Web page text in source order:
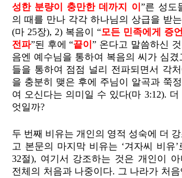
성한 분량이 충만한 데까지 이 ”른 성도
의 때를 만나 각각 하나님의 상급을 받
(마 25장), 2) 복음이 “모든 민족에게 증
전파”된 후에 “끝이” 온다고 말씀하신
음엔 예수님을 통하여 복음의 씨가 심
들을 통하여 점점 널리 전파되면서 각
을 충분히 맺은 후에 주님이 알곡과 쭉
여 오신다는 의미일 수 있다(마 3:12).
엇일까?
두 번째 비유는 개인의 영적 성숙에 더
고 본문의 마지막 비유는 ‘겨자씨 비유’
32절), 여기서 강조하는 것은 개인이
전체의 처음과 나중이다. 그 나라가 처